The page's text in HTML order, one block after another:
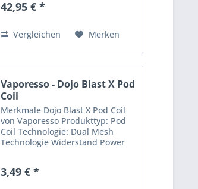
Anfänger und passionierte
Legierung und...
42,95 € *
Vergleichen Merken
Vaporesso - Dojo Blast X Pod
Coil
Merkmale Dojo Blast X Pod Coil
von Vaporesso Produkttyp: Pod
Coil Technologie: Dual Mesh
Technologie Widerstand Power
DoJo Balst X Nachfüllbehälter
3,49 € *